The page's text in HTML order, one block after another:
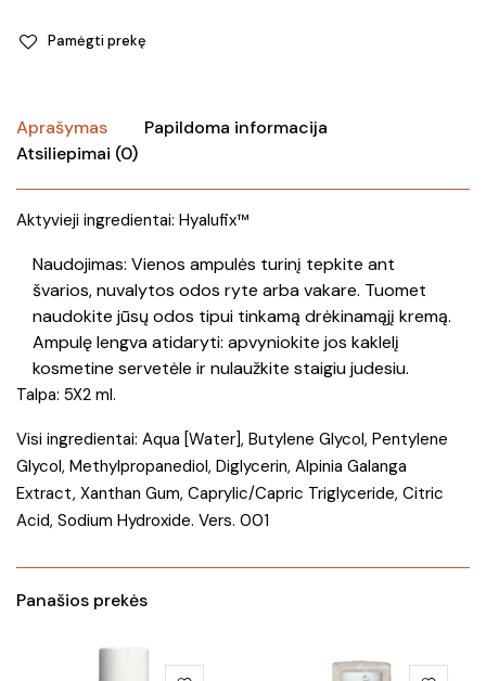
Pamėgti prekę
Aprašymas
Papildoma informacija
Atsiliepimai (0)
Aktyvieji ingredientai: Hyalufix™
Naudojimas: Vienos ampulės turinį tepkite ant
švarios, nuvalytos odos ryte arba vakare. Tuomet
naudokite jūsų odos tipui tinkamą drėkinamąjį kremą.
Ampulę lengva atidaryti: apvyniokite jos kaklelį
kosmetine servetėle ir nulaužkite staigiu judesiu.
Talpa: 5X2 ml.
Visi ingredientai: Aqua [Water], Butylene Glycol, Pentylene
Glycol, Methylpropanediol, Diglycerin, Alpinia Galanga
Extract, Xanthan Gum, Caprylic/Capric Triglyceride, Citric
Acid, Sodium Hydroxide. Vers. 001
Panašios prekės